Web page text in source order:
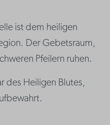
ist dem heiligen
Der Gebetsraum,
Pfeilern ruhen.
des Heiligen Blutes,